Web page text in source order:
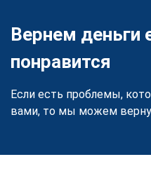
Вернем деньги
понравится
Если есть проблемы,
вами, то мы можем